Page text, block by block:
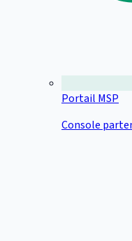
Portail MSP
Console